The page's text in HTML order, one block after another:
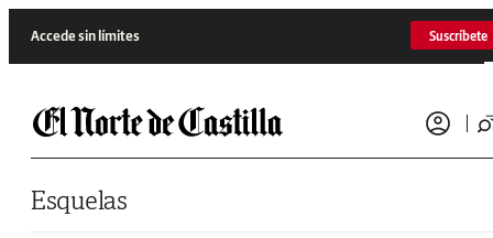
Accede sin límites Suscríbete
Esquelas